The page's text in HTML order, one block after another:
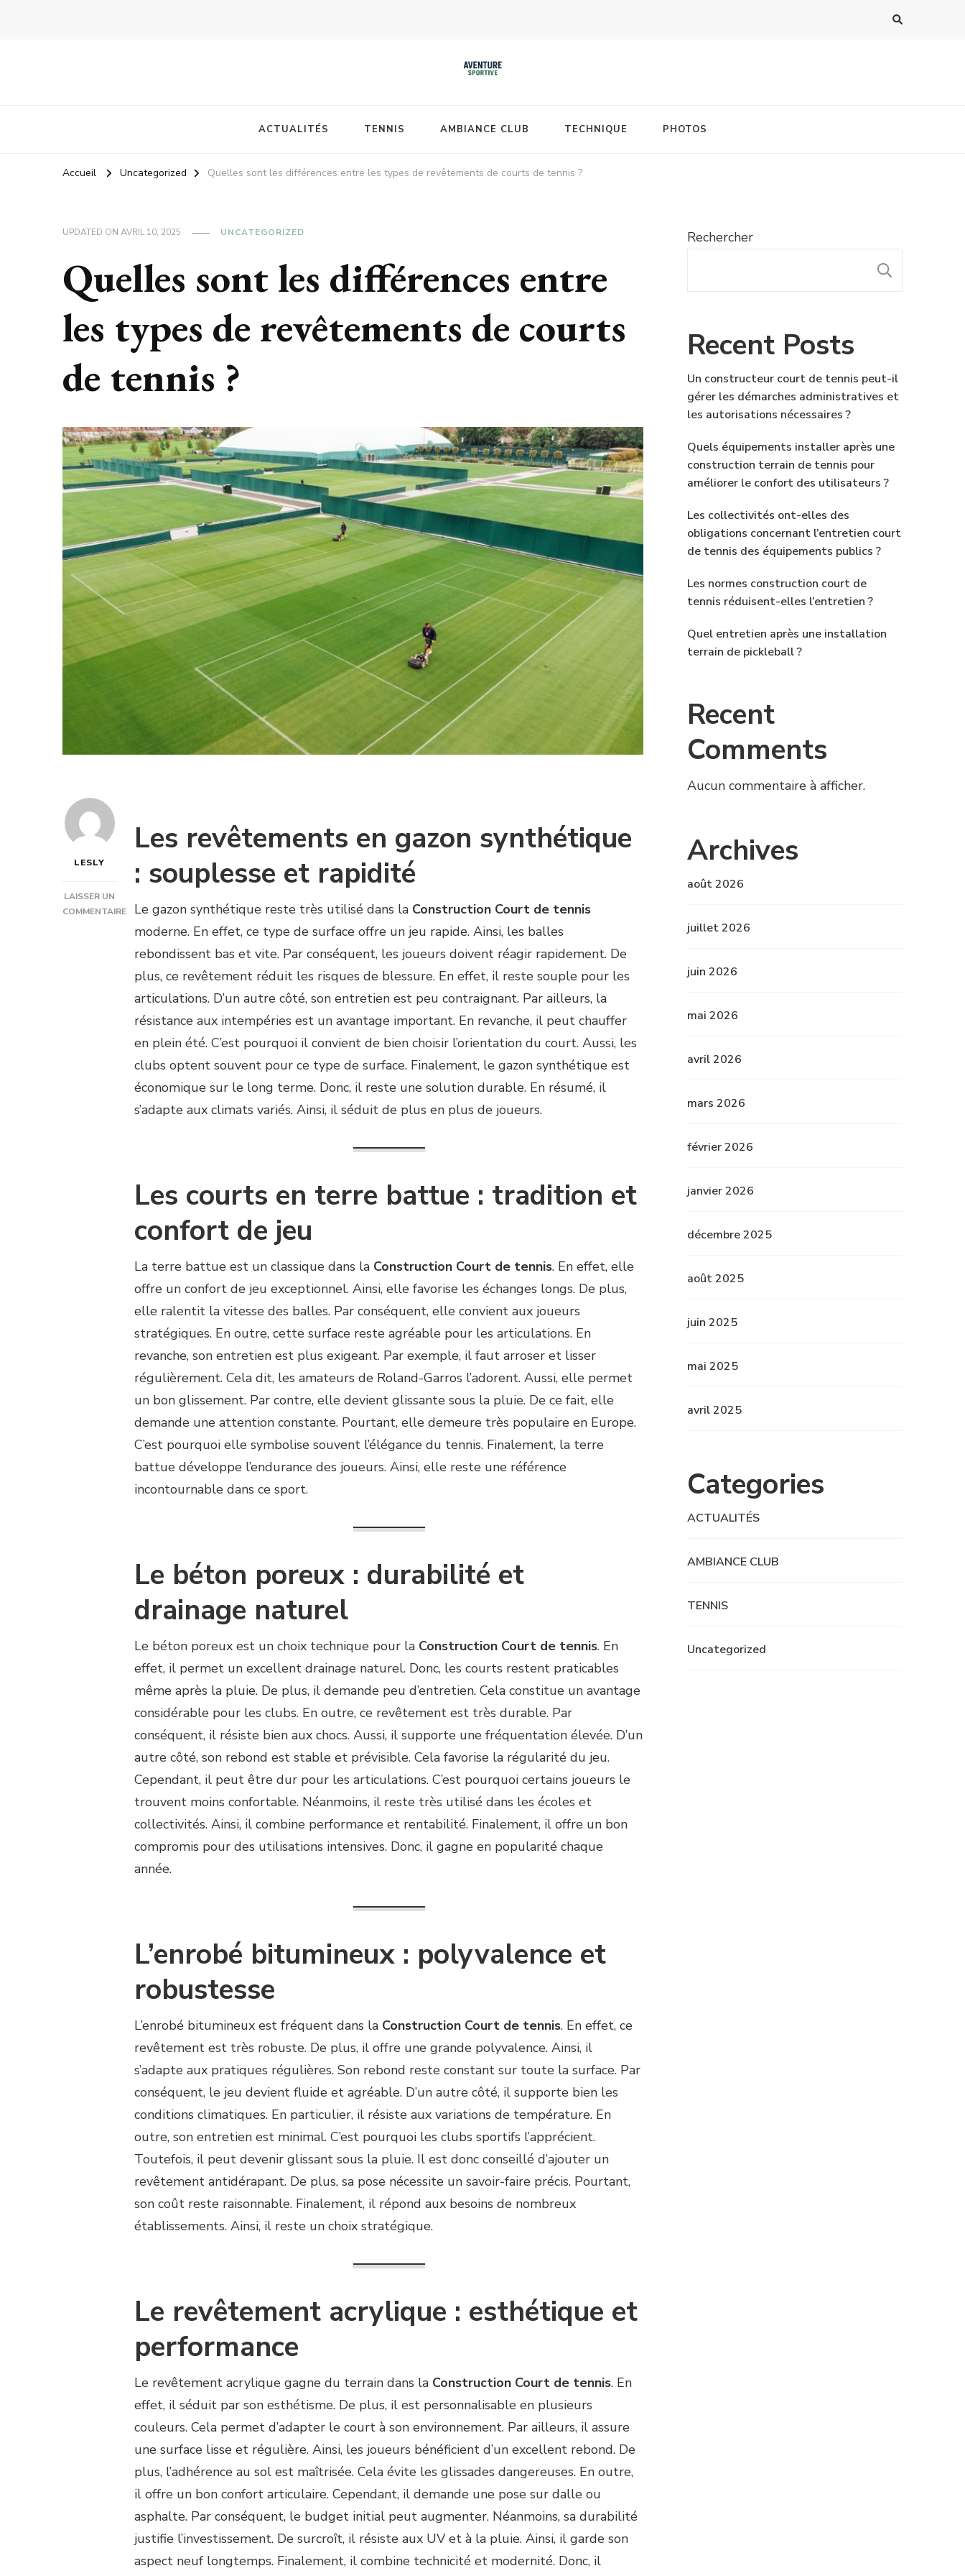
ACTUALITÉS TENNIS AMBIANCE CLUB TECHNIQUE PHOTOS
Accueil Uncategorized Quelles sont les différences entre les types de revêtements de courts de tennis ?
UPDATED ON AVRIL 10, 2025 UNCATEGORIZED
Quelles sont les différences entre
les types de revêtements de courts
de tennis ?
LESLY
LAISSER UN
COMMENTAIRE
DIFFÉRENCES
REVÊTEMENTS
Les revêtements en gazon synthétique
: souplesse et rapidité
Le gazon synthétique reste très utilisé dans la Construction Court de tennis
moderne. En effet, ce type de surface offre un jeu rapide. Ainsi, les balles
rebondissent bas et vite. Par conséquent, les joueurs doivent réagir rapidement. De
plus, ce revêtement réduit les risques de blessure. En effet, il reste souple pour les
articulations. D’un autre côté, son entretien est peu contraignant. Par ailleurs, la
résistance aux intempéries est un avantage important. En revanche, il peut chauffer
en plein été. C’est pourquoi il convient de bien choisir l’orientation du court. Aussi, les
clubs optent souvent pour ce type de surface. Finalement, le gazon synthétique est
économique sur le long terme. Donc, il reste une solution durable. En résumé, il
s’adapte aux climats variés. Ainsi, il séduit de plus en plus de joueurs.
Les courts en terre battue : tradition et
confort de jeu
La terre battue est un classique dans la Construction Court de tennis. En effet, elle
offre un confort de jeu exceptionnel. Ainsi, elle favorise les échanges longs. De plus,
elle ralentit la vitesse des balles. Par conséquent, elle convient aux joueurs
stratégiques. En outre, cette surface reste agréable pour les articulations. En
revanche, son entretien est plus exigeant. Par exemple, il faut arroser et lisser
régulièrement. Cela dit, les amateurs de Roland-Garros l’adorent. Aussi, elle permet
un bon glissement. Par contre, elle devient glissante sous la pluie. De ce fait, elle
demande une attention constante. Pourtant, elle demeure très populaire en Europe.
C’est pourquoi elle symbolise souvent l’élégance du tennis. Finalement, la terre
battue développe l’endurance des joueurs. Ainsi, elle reste une référence
incontournable dans ce sport.
Le béton poreux : durabilité et
drainage naturel
Le béton poreux est un choix technique pour la Construction Court de tennis. En
effet, il permet un excellent drainage naturel. Donc, les courts restent praticables
même après la pluie. De plus, il demande peu d’entretien. Cela constitue un avantage
considérable pour les clubs. En outre, ce revêtement est très durable. Par
conséquent, il résiste bien aux chocs. Aussi, il supporte une fréquentation élevée. D’un
autre côté, son rebond est stable et prévisible. Cela favorise la régularité du jeu.
Cependant, il peut être dur pour les articulations. C’est pourquoi certains joueurs le
trouvent moins confortable. Néanmoins, il reste très utilisé dans les écoles et
collectivités. Ainsi, il combine performance et rentabilité. Finalement, il offre un bon
compromis pour des utilisations intensives. Donc, il gagne en popularité chaque
année.
L’enrobé bitumineux : polyvalence et
robustesse
L’enrobé bitumineux est fréquent dans la Construction Court de tennis. En effet, ce
revêtement est très robuste. De plus, il offre une grande polyvalence. Ainsi, il
s’adapte aux pratiques régulières. Son rebond reste constant sur toute la surface. Par
conséquent, le jeu devient fluide et agréable. D’un autre côté, il supporte bien les
conditions climatiques. En particulier, il résiste aux variations de température. En
outre, son entretien est minimal. C’est pourquoi les clubs sportifs l’apprécient.
Toutefois, il peut devenir glissant sous la pluie. Il est donc conseillé d’ajouter un
revêtement antidérapant. De plus, sa pose nécessite un savoir-faire précis. Pourtant,
son coût reste raisonnable. Finalement, il répond aux besoins de nombreux
établissements. Ainsi, il reste un choix stratégique.
Le revêtement acrylique : esthétique et
performance
Le revêtement acrylique gagne du terrain dans la Construction Court de tennis. En
effet, il séduit par son esthétisme. De plus, il est personnalisable en plusieurs
couleurs. Cela permet d’adapter le court à son environnement. Par ailleurs, il assure
une surface lisse et régulière. Ainsi, les joueurs bénéficient d’un excellent rebond. De
plus, l’adhérence au sol est maîtrisée. Cela évite les glissades dangereuses. En outre,
il offre un bon confort articulaire. Cependant, il demande une pose sur dalle ou
asphalte. Par conséquent, le budget initial peut augmenter. Néanmoins, sa durabilité
justifie l’investissement. De surcroît, il résiste aux UV et à la pluie. Ainsi, il garde son
aspect neuf longtemps. Finalement, il combine technicité et modernité. Donc, il
Rechercher
Recent Posts
Un constructeur court de tennis peut-il
gérer les démarches administratives et
les autorisations nécessaires ?
Quels équipements installer après une
construction terrain de tennis pour
améliorer le confort des utilisateurs ?
Les collectivités ont-elles des
obligations concernant l’entretien court
de tennis des équipements publics ?
Les normes construction court de
tennis réduisent-elles l’entretien ?
Quel entretien après une installation
terrain de pickleball ?
Recent
Comments
Aucun commentaire à afficher.
Archives
août 2026
juillet 2026
juin 2026
mai 2026
avril 2026
mars 2026
février 2026
janvier 2026
décembre 2025
août 2025
juin 2025
mai 2025
avril 2025
Categories
ACTUALITÉS
AMBIANCE CLUB
TENNIS
Uncategorized